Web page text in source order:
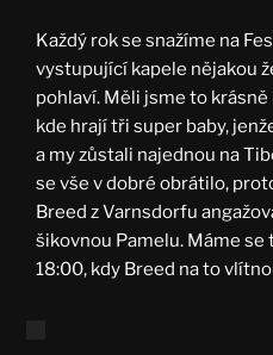
Každý rok se snažíme na
vystupující kapele nějakou
pohlaví. Měli jsme to
kde hrají tři super baby,
a my zůstali najednou na
se vše v dobré obrátilo,
Breed z Varnsdorfu
šikovnou Pamelu. Máme se
18:00, kdy Breed na to